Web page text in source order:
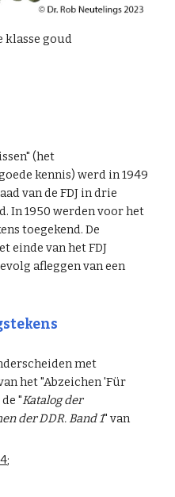
klasse goud
(het
kennis) werd in 1949
van de FDJ in drie
In 1950 werden voor het
toegekend. De
einde van het FDJ
afleggen van een
met
het "Abzeichen 'Für
"Katalog der
der DDR. Band 1" van
;